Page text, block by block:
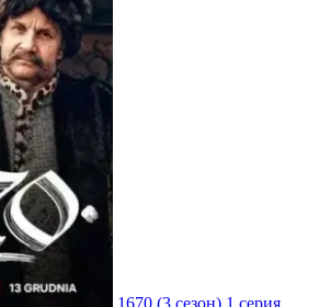
1670 (3 сезон) 1 серия